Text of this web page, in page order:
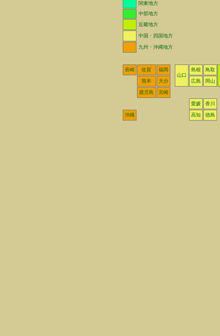
関東地方
中部地方
近畿地方
中国・四国地方
九州・沖縄地方
長崎 佐賀
福岡
山口
島根
鳥取
熊本
大分 広島 岡山
鹿児島 宮崎
愛媛 香川
沖縄 高知 徳島